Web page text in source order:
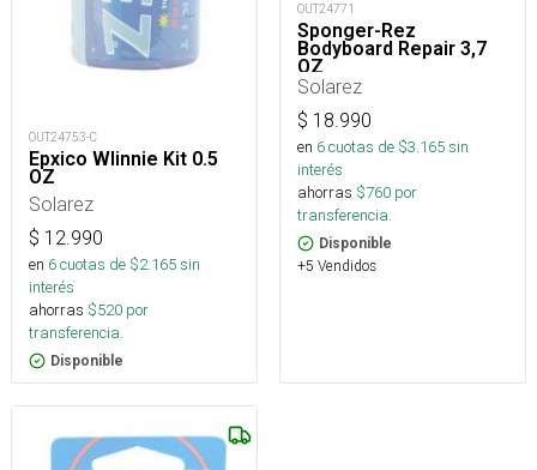
OUT24753-C
Epxico WIinnie Kit 0.5
OZ
Solarez
$ 12.990
en 6cuotas de $2.165sin
interés
ahorras $520 por
transferencia.
Disponible
OUT24771
Sponger-Rez
Bodyboard Repair 3,7
OZ
Solarez
$ 18.990
en 6cuotas de $3.165sin
interés
ahorras $760 por
transferencia.
Disponible
+5 Vendidos